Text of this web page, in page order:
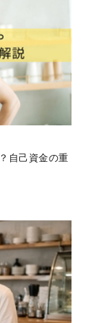
自己資金の重